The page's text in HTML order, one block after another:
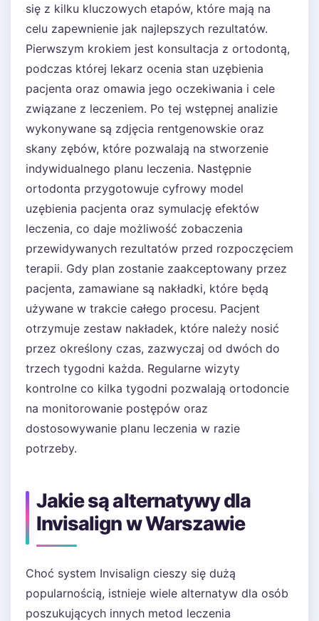
się z kilku kluczowych etapów, które mają na
celu zapewnienie jak najlepszych rezultatów.
Pierwszym krokiem jest konsultacja z ortodontą,
podczas której lekarz ocenia stan uzębienia
pacjenta oraz omawia jego oczekiwania i cele
związane z leczeniem. Po tej wstępnej analizie
wykonywane są zdjęcia rentgenowskie oraz
skany zębów, które pozwalają na stworzenie
indywidualnego planu leczenia. Następnie
ortodonta przygotowuje cyfrowy model
uzębienia pacjenta oraz symulację efektów
leczenia, co daje możliwość zobaczenia
przewidywanych rezultatów przed rozpoczęciem
terapii. Gdy plan zostanie zaakceptowany przez
pacjenta, zamawiane są nakładki, które będą
używane w trakcie całego procesu. Pacjent
otrzymuje zestaw nakładek, które należy nosić
przez określony czas, zazwyczaj od dwóch do
trzech tygodni każda. Regularne wizyty
kontrolne co kilka tygodni pozwalają ortodoncie
na monitorowanie postępów oraz
dostosowywanie planu leczenia w razie
potrzeby.
Jakie są alternatywy dla
Invisalign w Warszawie
Choć system Invisalign cieszy się dużą
popularnością, istnieje wiele alternatyw dla osób
poszukujących innych metod leczenia